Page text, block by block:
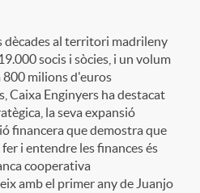
dècades al territori madrileny
socis i sòcies, i un volum
800 milions d'euros
Caixa Enginyers ha destacat
la seva expansió
financera que demostra que
i entendre les finances és
cooperativa
amb el primer any de Juanjo